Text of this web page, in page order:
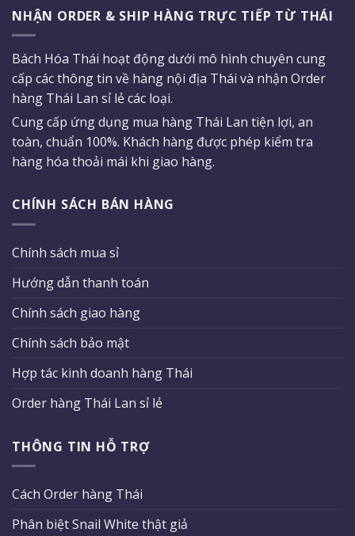
NHẬN ORDER & SHIP HÀNG TRỰC TIẾP TỪ THÁI
Bách Hóa Thái hoạt động dưới mô hình chuyên cung
cấp các thông tin về hàng nội địa Thái và nhận Order
hàng Thái Lan sỉ lẻ các loại.
Cung cấp ứng dụng mua hàng Thái Lan tiện lợi, an
toàn, chuẩn 100%. Khách hàng được phép kiểm tra
hàng hóa thoải mái khi giao hàng.
CHÍNH SÁCH BÁN HÀNG
Chính sách mua sỉ
Hướng dẫn thanh toán
Chính sách giao hàng
Chính sách bảo mật
Hợp tác kinh doanh hàng Thái
Order hàng Thái Lan sỉ lẻ
THÔNG TIN HỖ TRỢ
Cách Order hàng Thái
Phân biệt Snail White thật giả